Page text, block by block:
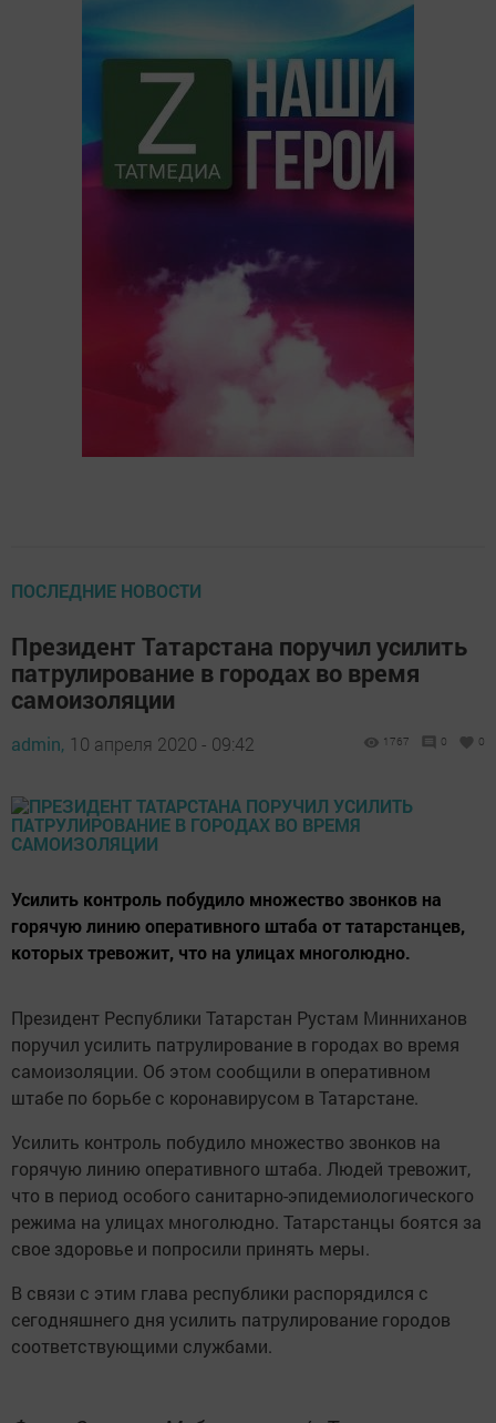
ПОСЛЕДНИЕ НОВОСТИ
Президент Татарстана поручил усилить
патрулирование в городах во время
самоизоляции
admin, 10 апреля 2020 - 09:42 1767 0 0
Усилить контроль побудило множество звонков на
горячую линию оперативного штаба от татарстанцев,
которых тревожит, что на улицах многолюдно.
Президент Республики Татарстан Рустам Минниханов
поручил усилить патрулирование в городах во время
самоизоляции. Об этом сообщили в оперативном
штабе по борьбе с коронавирусом в Татарстане.
Усилить контроль побудило множество звонков на
горячую линию оперативного штаба. Людей тревожит,
что в период особого санитарно-эпидемиологического
режима на улицах многолюдно. Татарстанцы боятся за
свое здоровье и попросили принять меры.
В связи с этим глава республики распорядился с
сегодняшнего дня усилить патрулирование городов
соответствующими службами.